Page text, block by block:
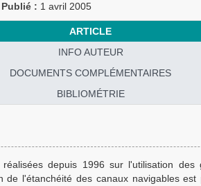
Publié : 1 avril 2005
ARTICLE
INFO AUTEUR
DOCUMENTS COMPLÉMENTAIRES
BIBLIOMÉTRIE
depuis 1996 sur l'utilisation des
de l'étanchéité des canaux navigables est